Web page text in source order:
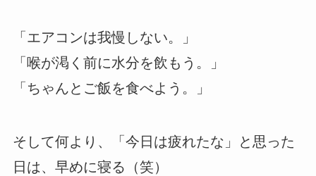
「エアコンは我慢しない。」
「喉が渇く前に水分を飲もう。」
「ちゃんとご飯を食べよう。」
そして何より、「今日は疲れたな」と思った
日は、早めに寝る（笑）